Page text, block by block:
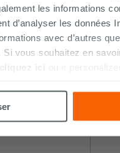
les informations
d’analyser les données
avec d’autres
vous souhaitez en
cliquez ici ou «
45° laiton